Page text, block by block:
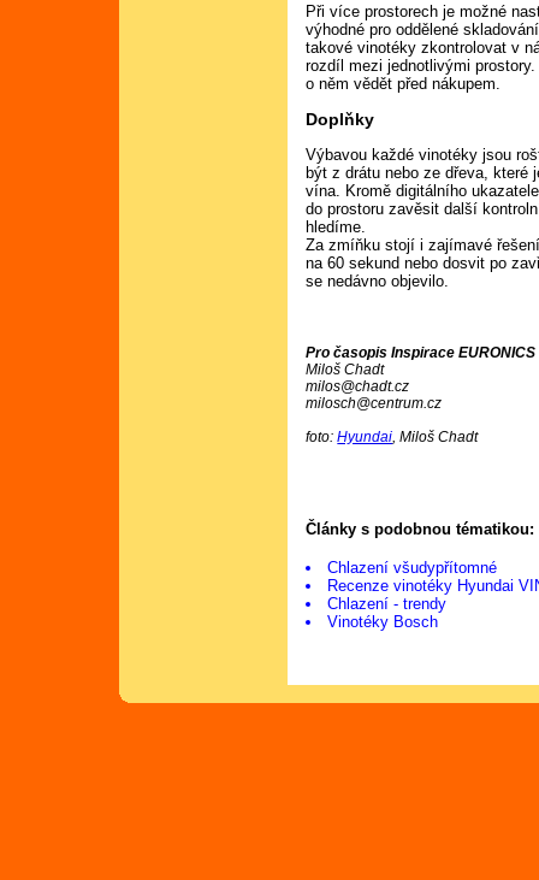
Při více prostorech je možné
výhodné pro oddělené
takové vinotéky zkontrolovat v
rozdíl mezi jednotlivými
o něm vědět před nákupem.
Doplňky
Výbavou každé vinotéky jsou
být z drátu nebo ze dřeva, které
vína. Kromě digitálního
do prostoru zavěsit další
hledíme.
Za zmíňku stojí i zajímavé
na 60 sekund nebo dosvit po
se nedávno objevilo.
Pro časopis Inspirace EURONICS
Miloš Chadt
milos@chadt.cz
milosch@centrum.cz
foto:Hyundai , Miloš Chadt
Články s podobnou tématikou:
Chlazení všudypřítomné
Recenze vinotéky Hyundai
Chlazení - trendy
Vinotéky Bosch